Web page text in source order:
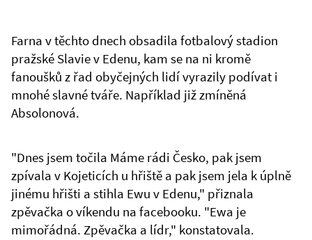
Farna v těchto dnech obsadila fotbalový stadion
pražské Slavie v Edenu, kam se na ni kromě
fanoušků z řad obyčejných lidí vyrazily podívat i
mnohé slavné tváře. Například již zmíněná
Absolonová.
"Dnes jsem točila Máme rádi Česko, pak jsem
zpívala v Kojeticích u hřiště a pak jsem jela k úplně
jinému hřišti a stihla Ewu v Edenu," přiznala
zpěvačka o víkendu na facebooku. "Ewa je
mimořádná. Zpěvačka a lídr," konstatovala.